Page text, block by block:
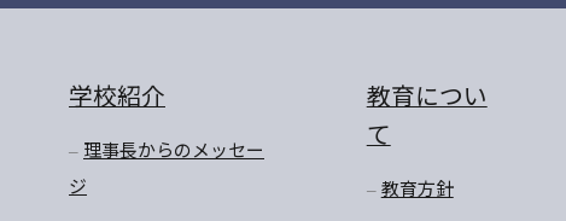
学校紹介
理事長からのメッセー
ジ
教育につい
て
教育方針